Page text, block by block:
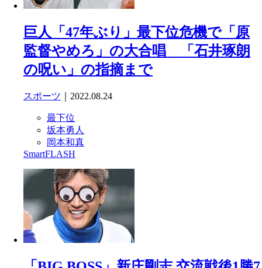
巨人「47年ぶり」最下位危機で「原
監督やめろ」の大合唱 「石井琢朗
の呪い」の指摘まで
スポーツ ｜2022.08.24
最下位
坂本勇人
岡本和真
SmartFLASH